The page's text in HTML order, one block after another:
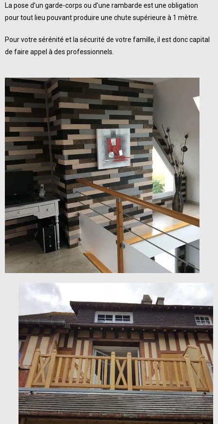
La pose d’un garde-corps ou d’une rambarde est une obligation
pour tout lieu pouvant produire une chute supérieure à 1 mètre.
Pour votre sérénité et lasécurité de votre famille, il est donc capital
de faire appel à des professionnels.